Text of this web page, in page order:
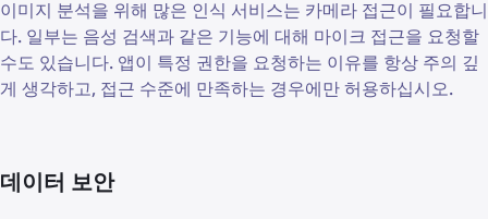
이미지 분석을 위해 많은 인식 서비스는 카메라 접근이 필요합니
다. 일부는 음성 검색과 같은 기능에 대해 마이크 접근을 요청할
수도 있습니다. 앱이 특정 권한을 요청하는 이유를 항상 주의 깊
게 생각하고, 접근 수준에 만족하는 경우에만 허용하십시오.
데이터 보안